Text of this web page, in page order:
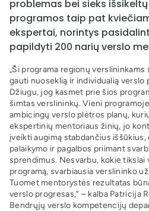
problemas bei sieks
programos taip pat
ekspertai, norintys
papildyti 200 narių verslo
„Ši programa regionų verslininkams
gauti nuoseklią ir individualią verslo
Džiugu, jog kasmet prie šios
šimtas verslininkų. Vieni
ambicingų verslo plėtros planų,
ekspertinių mentoriaus žinių, jo
įveikti augimą stabdančius
palaikymo ir pagalbos priimant
sprendimus. Nesvarbu, kokie tikslai
programą, svarbiausia verslininko
Tuomet mentorystės rezultatas
verslo progresas,“ – kalba Patricija
Bendrųjų verslo kompetencijų